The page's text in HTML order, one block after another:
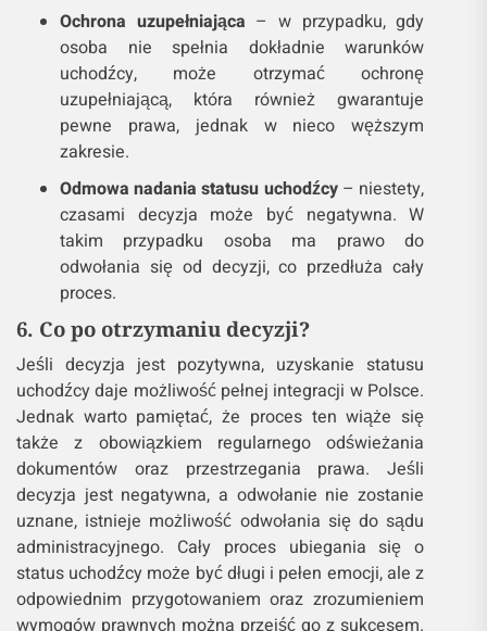
Ochrona uzupełniająca – w przypadku, gdy
osoba nie spełnia dokładnie warunków
uchodźcy, może otrzymać ochronę
uzupełniającą, która również gwarantuje
pewne prawa, jednak w nieco węższym
zakresie.
Odmowa nadania statusu uchodźcy– niestety,
czasami decyzja może być negatywna. W
takim przypadku osoba ma prawo do
odwołania się od decyzji, co przedłuża cały
proces.
6. Co po otrzymaniu decyzji?
Jeśli decyzja jest pozytywna, uzyskanie statusu
uchodźcy daje możliwość pełnej integracji w Polsce.
Jednak warto pamiętać, że proces ten wiąże się
także z obowiązkiem regularnego odświeżania
dokumentów oraz przestrzegania prawa. Jeśli
decyzja jest negatywna, a odwołanie nie zostanie
uznane, istnieje możliwość odwołania się do sądu
administracyjnego. Cały proces ubiegania się o
status uchodźcy może być długi i pełen emocji, ale z
odpowiednim przygotowaniem oraz zrozumieniem